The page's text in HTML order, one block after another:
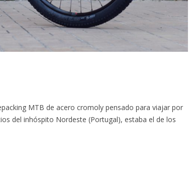
MTB de acero cromoly pensado para viajar por
del inhóspito Nordeste (Portugal), estaba el de los